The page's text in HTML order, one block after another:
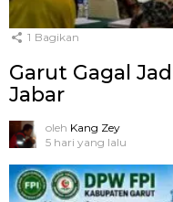
1 Bagikan
Garut Gagal
Jabar
oleh Kang Zey
5 hari yang lalu